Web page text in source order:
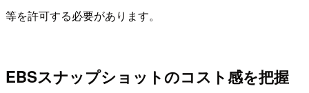
等を許可する必要があります。
EBSスナップショットのコスト感を把握